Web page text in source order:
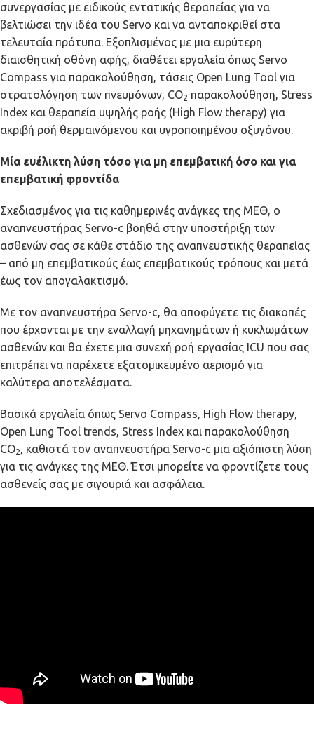
συνεργασίας με ειδικούς εντατικής θεραπείας για να
βελτιώσει την ιδέα του Servo και να ανταποκριθεί στα
τελευταία πρότυπα. Εξοπλισμένος με μια ευρύτερη
διαισθητική οθόνη αφής, διαθέτει εργαλεία όπως Servo
Compass για παρακολούθηση, τάσεις Open Lung Tool για
στρατολόγηση των πνευμόνων, CO2 παρακολούθηση, Stress
Index και θεραπεία υψηλής ροής (High Flow therapy) για
ακριβή ροή θερμαινόμενου και υγροποιημένου οξυγόνου.
Μία ευέλικτη λύση τόσο για μη επεμβατική όσο και για
επεμβατική φροντίδα
Σχεδιασμένος για τις καθημερινές ανάγκες της ΜΕΘ, ο
αναπνευστήρας Servo-c βοηθά στην υποστήριξη των
ασθενών σας σε κάθε στάδιο της αναπνευστικής θεραπείας
– από μη επεμβατικούς έως επεμβατικούς τρόπους και μετά
έως τον απογαλακτισμό.
Με τον αναπνευστήρα Servo-c, θα αποφύγετε τις διακοπές
που έρχονται με την εναλλαγή μηχανημάτων ή κυκλωμάτων
ασθενών και θα έχετε μια συνεχή ροή εργασίας ICU που σας
επιτρέπει να παρέχετε εξατομικευμένο αερισμό για
καλύτερα αποτελέσματα.
Βασικά εργαλεία όπως Servo Compass, High Flow therapy,
Open Lung Tool trends, Stress Index και παρακολούθηση
CO2, καθιστά τον αναπνευστήρα Servo-c μια αξιόπιστη λύση
για τις ανάγκες της ΜΕΘ. Έτσι μπορείτε να φροντίζετε τους
ασθενείς σας με σιγουριά και ασφάλεια.